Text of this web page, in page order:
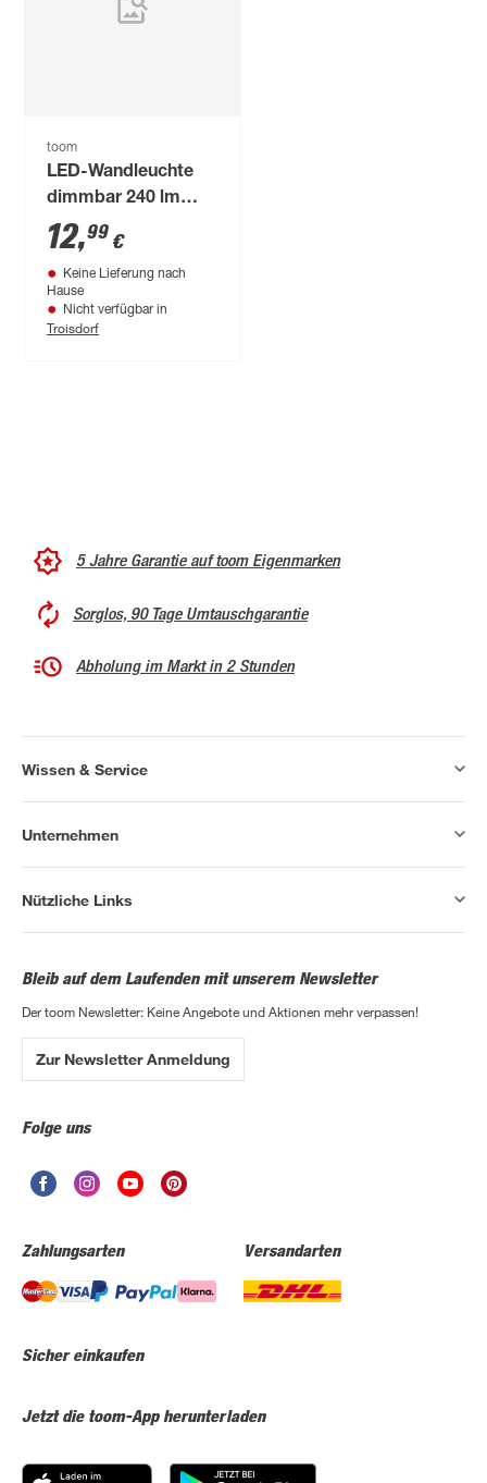
toom
LED-Wandleuchte
dimmbar 240 lm
warmweiß Ø 2,5 cm
12,99 €
Keine Lieferung nach
Hause
Nicht verfügbar in
Troisdorf
5 Jahre Garantie auf toom Eigenmarken
Sorglos, 90 Tage Umtauschgarantie
Abholung im Markt in 2 Stunden
Wissen & Service
Unternehmen
Nützliche Links
Bleib auf dem Laufenden mit unserem Newsletter
Der toom Newsletter: Keine Angebote und Aktionen mehr verpassen!
Zur Newsletter Anmeldung
Folge uns
Zahlungsarten Versandarten
Sicher einkaufen
Jetzt die toom-App herunterladen